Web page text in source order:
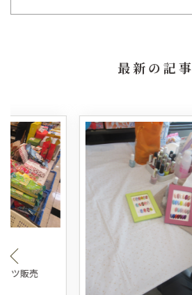
最新の記事
ーツ販売